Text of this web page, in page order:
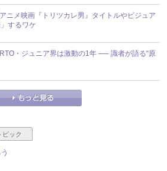
ニメ映画『トリツカレ男』タイトルやビジュア
するワケ
・ジュニア界は激動の1年 ── 識者が語る“原
ピック